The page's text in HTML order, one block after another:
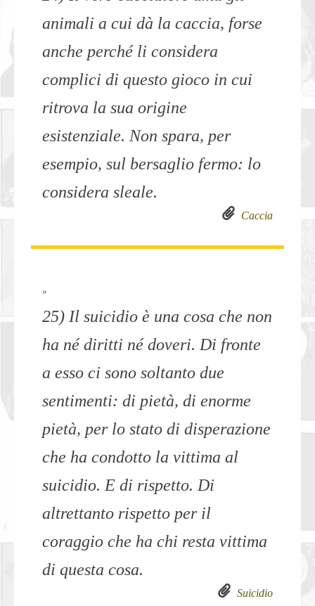
animali a cui dà la caccia, forse
anche perché li considera
complici di questo gioco in cui
ritrova la sua origine
esistenziale. Non spara, per
esempio, sul bersaglio fermo: lo
considera sleale.
Caccia
»
25) Il suicidio è una cosa che non
ha né diritti né doveri. Di fronte
a esso ci sono soltanto due
sentimenti: di pietà, di enorme
pietà, per lo stato di disperazione
che ha condotto la vittima al
suicidio. E di rispetto. Di
altrettanto rispetto per il
coraggio che ha chi resta vittima
di questa cosa.
Suicidio